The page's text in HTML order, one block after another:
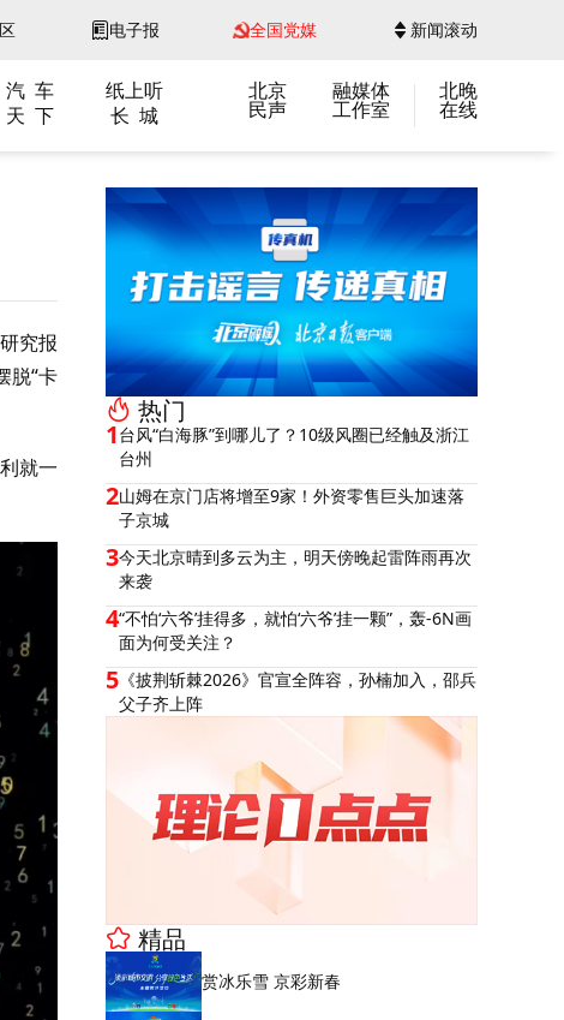
电子报 全国党媒 新闻滚动
汽 车
纸上听
天 下 长 城
北京
民声
融媒体
工作室
北晚
在线
究报
脱“卡
就一
热门
1台风“白海豚”到哪儿了？10级风圈已经触及浙江
台州
2山姆在京门店将增至9家！外资零售巨头加速落
子京城
3今天北京晴到多云为主，明天傍晚起雷阵雨再次
来袭
4“不怕‘六爷’挂得多，就怕‘六爷’挂一颗”，轰-6N画
面为何受关注？
5 《披荆斩棘2026》官宣全阵容，孙楠加入，邵兵
父子齐上阵
精品
赏冰乐雪 京彩新春